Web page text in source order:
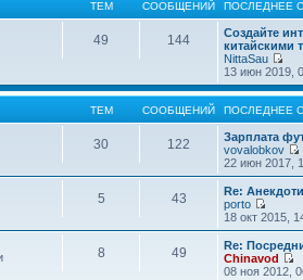
ТЕМ СООБЩЕНИЙ ПОСЛЕДНЕЕ
49 144
Создайте
китайскими
NittaSau
13 июн 2019,
ТЕМ СООБЩЕНИЙ ПОСЛЕДНЕЕ
30 122
Зарплата
vovalobkov
22 июн 2017,
5 43
Re:
porto
18 окт 2015,
8 49
Re:
Chinavod
08 ноя 2012,